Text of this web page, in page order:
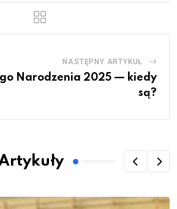
NASTĘPNY ARTYKUŁ
Narodzenia 2025 — kiedy
są?